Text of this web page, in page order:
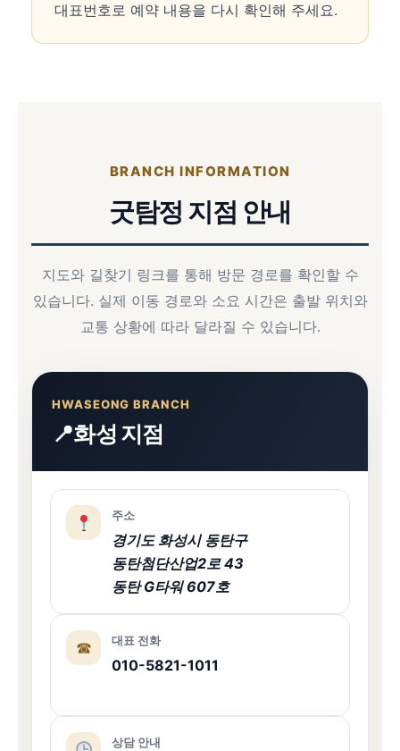
대표번호로 예약 내용을 다시 확인해 주세요.
BRANCH INFORMATION
굿탐정 지점 안내
지도와 길찾기 링크를 통해 방문 경로를 확인할 수
있습니다. 실제 이동 경로와 소요 시간은 출발 위치와
교통 상황에 따라 달라질 수 있습니다.
HWASEONG BRANCH
화성 지점
주소
경기도 화성시 동탄구
동탄첨단산업2로 43
동탄 G타워 607호
☎ 대표 전화
010-5821-1011
상담 안내